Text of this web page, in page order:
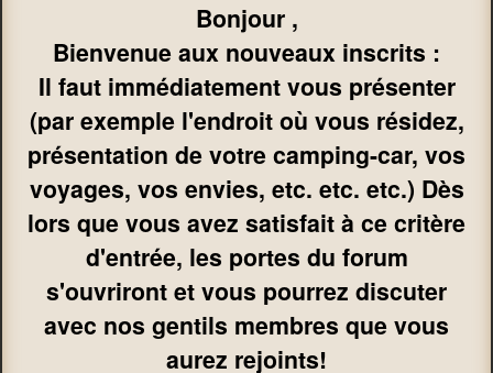
Bonjour ,
Bienvenue aux nouveaux inscrits :
Il faut immédiatement vous présenter
(par exemple l'endroit où vous résidez,
présentation de votre camping-car, vos
voyages, vos envies, etc. etc. etc.) Dès
lors que vous avez satisfait à ce critère
d'entrée, les portes du forum
s'ouvriront et vous pourrez discuter
avec nos gentils membres que vous
aurez rejoints!